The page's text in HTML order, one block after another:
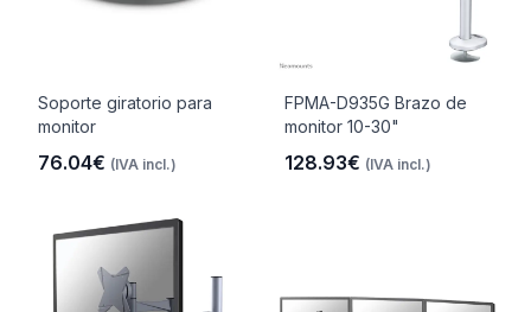
Soporte giratorio para
monitor
76.04€ (IVA incl.)
FPMA-D935G Brazo de
monitor 10-30"
128.93€ (IVA incl.)